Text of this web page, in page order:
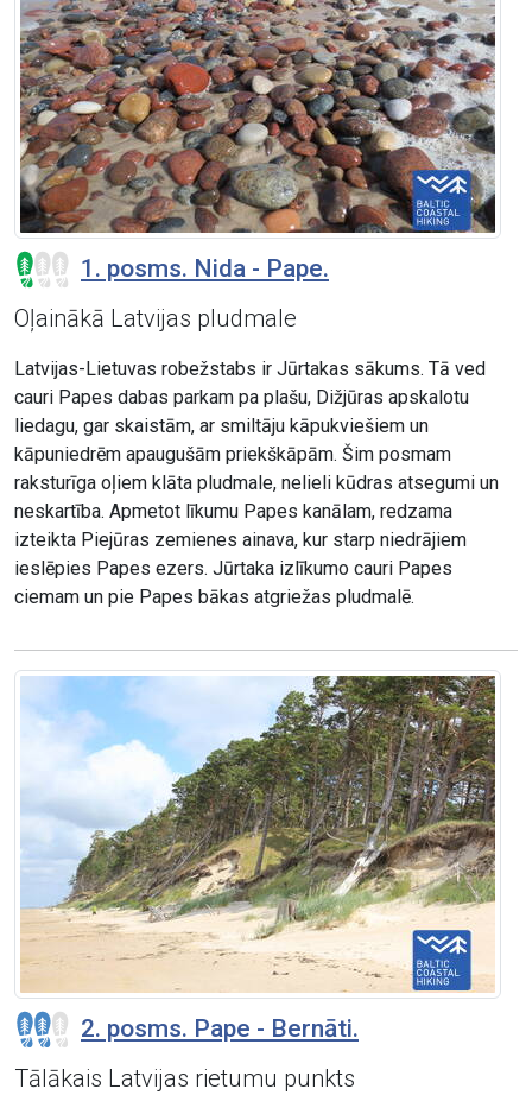
1. posms. Nida - Pape.
Oļainākā Latvijas pludmale
Latvijas-Lietuvas robežstabs ir Jūrtakas sākums. Tā ved
cauri Papes dabas parkam pa plašu, Dižjūras apskalotu
liedagu, gar skaistām, ar smiltāju kāpukviešiem un
kāpuniedrēm apaugušām priekškāpām. Šim posmam
raksturīga oļiem klāta pludmale, nelieli kūdras atsegumi un
neskartība. Apmetot līkumu Papes kanālam, redzama
izteikta Piejūras zemienes ainava, kur starp niedrājiem
ieslēpies Papes ezers. Jūrtaka izlīkumo cauri Papes
ciemam un pie Papes bākas atgriežas pludmalē.
2. posms. Pape - Bernāti.
Tālākais Latvijas rietumu punkts